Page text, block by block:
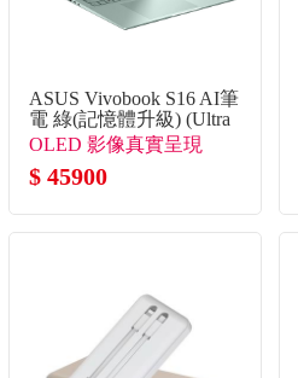
ASUS Vivobook S16 AI筆
電 綠(記憶體升級) (Ultra
5 325/16G+16G/512G
SSD/W11)
OLED 影像真實呈現
$ 45900